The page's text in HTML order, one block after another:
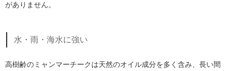
がありません。
水・雨・海水に強い
高樹齢のミャンマーチークは天然のオイル成分を多く含み、長い間